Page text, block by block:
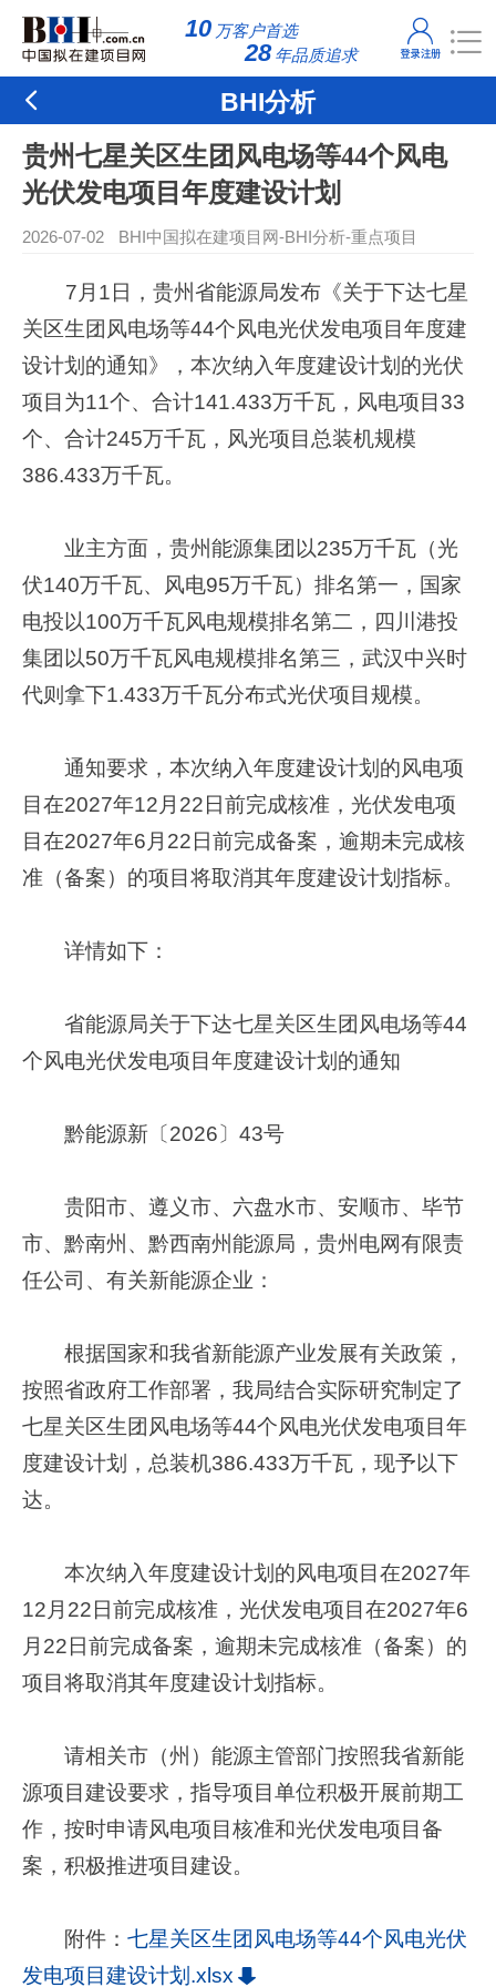
10 万客户首选
28 年品质追求
BHI分析
贵州七星关区生团风电场等44个风电
光伏发电项目年度建设计划
2026-07-02 BHI中国拟在建项目网-BHI分析-重点项目
7月1日，贵州省能源局发布《关于下达七星
关区生团风电场等44个风电光伏发电项目年度建
设计划的通知》，本次纳入年度建设计划的光伏
项目为11个、合计141.433万千瓦，风电项目33
个、合计245万千瓦，风光项目总装机规模
386.433万千瓦。
业主方面，贵州能源集团以235万千瓦（光
伏140万千瓦、风电95万千瓦）排名第一，国家
电投以100万千瓦风电规模排名第二，四川港投
集团以50万千瓦风电规模排名第三，武汉中兴时
代则拿下1.433万千瓦分布式光伏项目规模。
通知要求，本次纳入年度建设计划的风电项
目在2027年12月22日前完成核准，光伏发电项
目在2027年6月22日前完成备案，逾期未完成核
准（备案）的项目将取消其年度建设计划指标。
详情如下：
省能源局关于下达七星关区生团风电场等44
个风电光伏发电项目年度建设计划的通知
黔能源新〔2026〕43号
贵阳市、遵义市、六盘水市、安顺市、毕节
市、黔南州、黔西南州能源局，贵州电网有限责
任公司、有关新能源企业：
根据国家和我省新能源产业发展有关政策，
按照省政府工作部署，我局结合实际研究制定了
七星关区生团风电场等44个风电光伏发电项目年
度建设计划，总装机386.433万千瓦，现予以下
达。
本次纳入年度建设计划的风电项目在2027年
12月22日前完成核准，光伏发电项目在2027年6
月22日前完成备案，逾期未完成核准（备案）的
项目将取消其年度建设计划指标。
请相关市（州）能源主管部门按照我省新能
源项目建设要求，指导项目单位积极开展前期工
作，按时申请风电项目核准和光伏发电项目备
案，积极推进项目建设。
附件：七星关区生团风电场等44个风电光伏
发电项目建设计划.xlsx